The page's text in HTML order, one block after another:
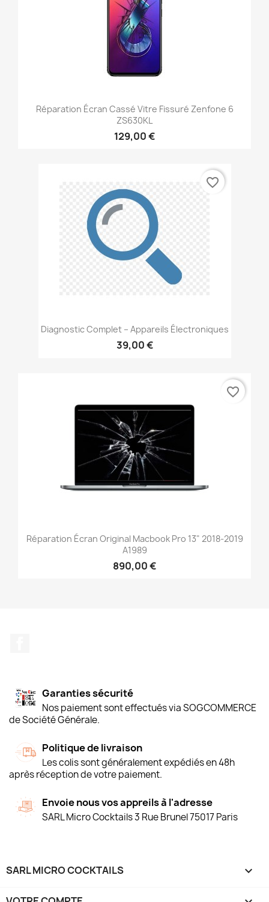
Réparation Écran Cassé Vitre Fissuré Zenfone 6
ZS630KL
129,00 €
Diagnostic Complet – Appareils Électroniques
39,00 €
favorite_border
Réparation Écran Original Macbook Pro 13" 2018-2019
A1989
890,00 €
favorite_border
Garanties sécurité
Nos paiement sont effectués via SOGCOMMERCE
de Société Générale.
Politique de livraison
Les colis sont généralement expédiés en 48h
après réception de votre paiement.
Envoie nous vos appreils à l'adresse
SARL Micro Cocktails 3 Rue Brunel 75017 Paris
SARL MICRO COCKTAILS 